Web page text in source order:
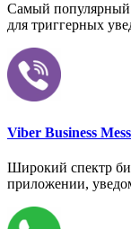
Самый популярный
для триггерных
Viber Business
Широкий спектр
приложении,